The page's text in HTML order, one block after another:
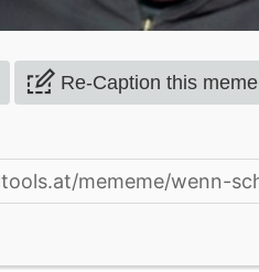
Re-Caption this meme